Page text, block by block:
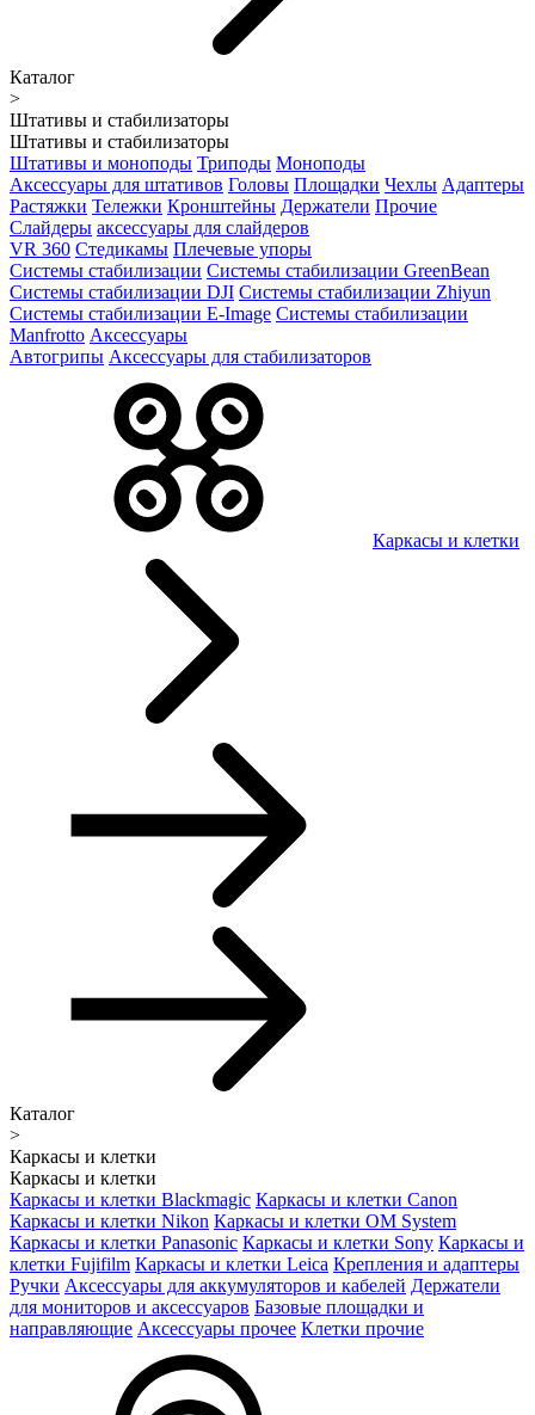
Каталог
>
Штативы и стабилизаторы
Штативы и стабилизаторы
Штативы и моноподы Триподы Моноподы
Аксессуары для штативов Головы Площадки Чехлы Адаптеры
Растяжки Тележки Кронштейны Держатели Прочие
Слайдеры аксессуары для слайдеров
VR 360 Стедикамы Плечевые упоры
Системы стабилизации Системы стабилизации GreenBean
Системы стабилизации DJI Системы стабилизации Zhiyun
Системы стабилизации E-Image Системы стабилизации
Manfrotto Аксессуары
Автогрипы Аксессуары для стабилизаторов
Каркасы и клетки
Каталог
>
Каркасы и клетки
Каркасы и клетки
Каркасы и клетки Blackmagic Каркасы и клетки Canon
Каркасы и клетки Nikon Каркасы и клетки OM System
Каркасы и клетки Panasonic Каркасы и клетки Sony Каркасы и
клетки Fujifilm Каркасы и клетки Leica Крепления и адаптеры
Ручки Аксессуары для аккумуляторов и кабелей Держатели
для мониторов и аксессуаров Базовые площадки и
направляющие Аксессуары прочее Клетки прочие